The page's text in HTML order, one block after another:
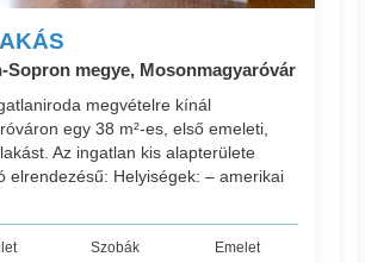
Sopron megye, Mosonmagyaróvár
megvételre kínál
egy 38 m²-es, első emeleti,
Az ingatlan kis alapterülete
elrendezésű: Helyiségek: – amerikai
Szobák Emelet